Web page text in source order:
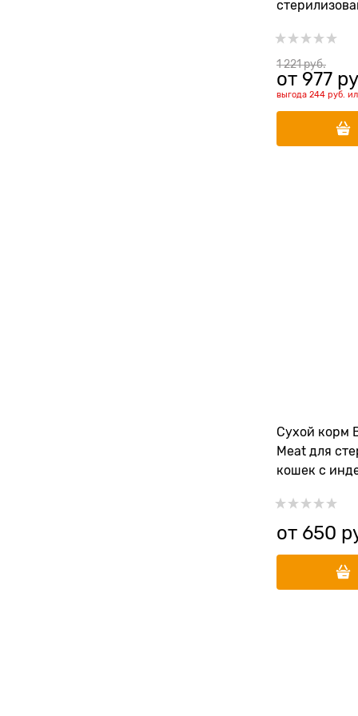
апельсином
Herring/
Adult)
1 221 руб.
от 977
выгода 244 руб.
Сухой корм
Meat для
кошек с
от 650